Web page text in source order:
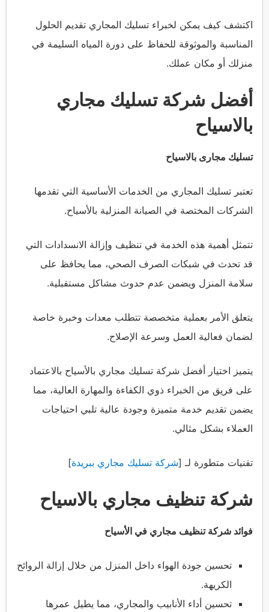
اكتشف كيف يمكن لخبراء تسليك المجاري تقديم الحلول
المناسبة والموثوقة للحفاظ على دورة المياه السليمة في
منزلك أو مكان عملك.
أفضل شركة تسليك مجاري
بالاسياح
تسليك مجارى بالاسياح
تعتبر تسليك المجاري من الخدمات الأساسية التي تقدمها
الشركات المختصة في الصيانة المنزلية بالأسياح.
تتمثل أهمية هذه الخدمة في تنظيف وإزالة الانسدادات التي
قد تحدث في شبكات الصرف الصحي، مما يحافظ على
سلامة المنزل ويضمن عدم حدوث مشاكل مستقبلية.
يتعلق الأمر بعملية متخصصة تتطلب معدات وخبرة خاصة
لضمان فعالية العمل وسرعة الإصلاح.
يتميز اختيار أفضل شركة تسليك مجاري بالأسياح بالاعتماد
على فريق من الخبراء ذوي الكفاءة والمهارة العالية، مما
يضمن تقديم خدمة متميزة وجودة عالية تلبي احتياجات
العملاء بشكل مثالي.
تقنيات متطورة لـ [شركة تسليك مجاري ببريدة]
شركة تنظيف مجاري بالاسياح
فوائد شركة تنظيف مجاري في الأسياح
تحسين جودة الهواء داخل المنزل من خلال إزالة الروائح
الكريهة.
تحسين أداء الأنابيب والمجاري، مما يطيل عمرها